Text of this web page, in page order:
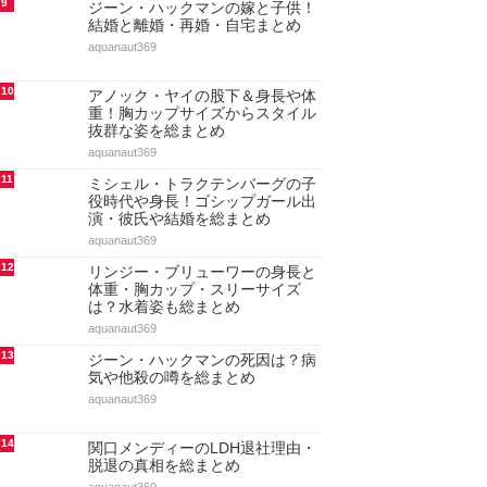
9
ジーン・ハックマンの嫁と子供！
結婚と離婚・再婚・自宅まとめ
aquanaut369
10
アノック・ヤイの股下＆身長や体
重！胸カップサイズからスタイル
抜群な姿を総まとめ
aquanaut369
11
ミシェル・トラクテンバーグの子
役時代や身長！ゴシップガール出
演・彼氏や結婚を総まとめ
aquanaut369
12
リンジー・ブリューワーの身長と
体重・胸カップ・スリーサイズ
は？水着姿も総まとめ
aquanaut369
13
ジーン・ハックマンの死因は？病
気や他殺の噂を総まとめ
aquanaut369
14
関口メンディーのLDH退社理由・
脱退の真相を総まとめ